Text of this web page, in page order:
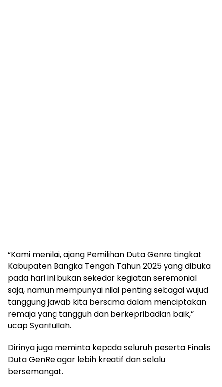
‎“Kami menilai, ajang Pemilihan Duta Genre tingkat
Kabupaten Bangka Tengah Tahun 2025 yang dibuka
pada hari ini bukan sekedar kegiatan seremonial
saja, namun mempunyai nilai penting sebagai wujud
tanggung jawab kita bersama dalam menciptakan
remaja yang tangguh dan berkepribadian baik,”
ucap Syarifullah.
‎Dirinya juga meminta kepada seluruh peserta Finalis
Duta GenRe agar lebih kreatif dan selalu
bersemangat.